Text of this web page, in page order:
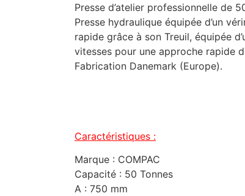
Presse d’atelier professionnelle de
Presse hydraulique équipée d’un
rapide grâce à son Treuil, équipée
vitesses pour une approche rapide
Fabrication Danemark (Europe).
Caractéristiques :
Marque : COMPAC
Capacité : 50 Tonnes
A : 750 mm